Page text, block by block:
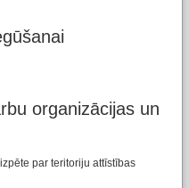
organizācijas un
par teritoriju attīstības